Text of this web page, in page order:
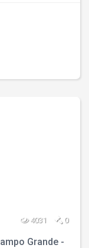
4031 0
Grande -